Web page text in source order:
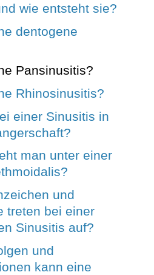
wie entsteht sie?
dentogene
Pansinusitis?
Rhinosinusitis?
einer Sinusitis in
man unter einer
und
treten bei einer
Sinusitis auf?
und
kann eine